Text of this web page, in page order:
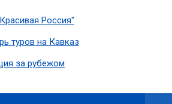
Россия"
туров на Кавказ
за рубежом